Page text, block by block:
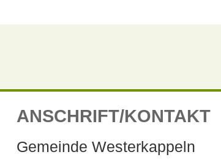
ANSCHRIFT/KONTAKT
Gemeinde Westerkappeln